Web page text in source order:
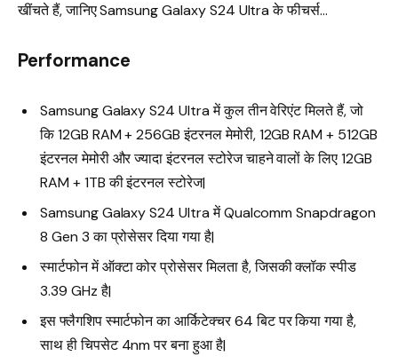
खींचते हैं, जानिए Samsung Galaxy S24 Ultra के फीचर्स…
Performance
Samsung Galaxy S24 Ultra में कुल तीन वेरिएंट मिलते हैं, जो
कि 12GB RAM + 256GB इंटरनल मेमोरी, 12GB RAM + 512GB
इंटरनल मेमोरी और ज्यादा इंटरनल स्टोरेज चाहने वालों के लिए 12GB
RAM + 1TB की इंटरनल स्टोरेज|
Samsung Galaxy S24 Ultra में Qualcomm Snapdragon
8 Gen 3 का प्रोसेसर दिया गया है|
स्मार्टफोन में ऑक्टा कोर प्रोसेसर मिलता है, जिसकी क्लॉक स्पीड
3.39 GHz है|
इस फ्लैगशिप स्मार्टफोन का आर्किटेक्चर 64 बिट पर किया गया है,
साथ ही चिपसेट 4nm पर बना हुआ है|